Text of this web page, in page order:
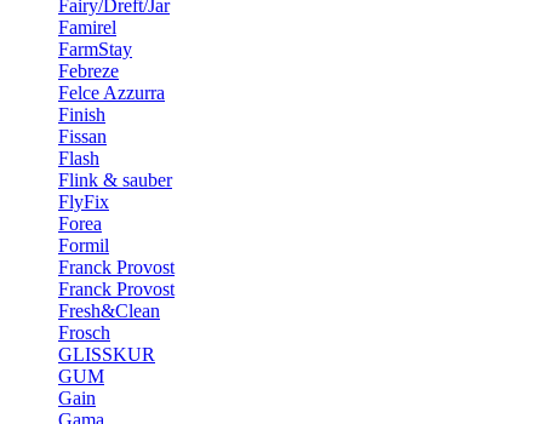
Fairy/Dreft/Jar
Famirel
FarmStay
Febreze
Felce Azzurra
Finish
Fissan
Flash
Flink & sauber
FlyFix
Forea
Formil
Franck Provost
Franck Provost
Fresh&Clean
Frosch
GLISSKUR
GUM
Gain
Gama